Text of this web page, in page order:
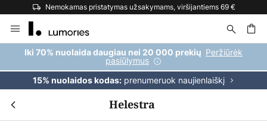
Nemokamas pristatymas užsakymams, viršijantiems 69 €
to
Content
Iki 70% nuolaida daugiau nei 20 000 prekių Peržiūrėk
pasiūlymus
15% nuolaidos kodas:prenumeruok naujienlaiškį
Helestra